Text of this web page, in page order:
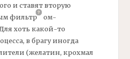
и ставят вторую
фильтр
ом-
хоть какой-то
в брагу иногда
(желатин, крохмал